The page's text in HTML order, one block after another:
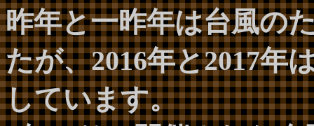
昨年と一昨年は台風の
たが、2016年と2017年
しています。